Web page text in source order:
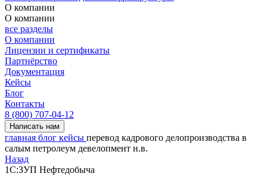
О компании
О компании
все разделы
О компании
Лицензии и сертификаты
Партнёрство
Документация
Кейсы
Блог
Контакты
8 (800) 707-04-12
Написать нам
главная блог кейсы перевод кадрового делопроизводства в
салым петролеум девелопмент н.в.
Назад
1С:ЗУП Нефтедобыча